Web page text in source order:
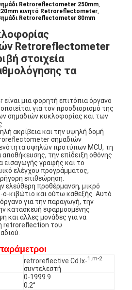
Retroreflectometer 250mm,
κινητό Retroreflectometer,
Retroreflectometer 80mm
Retroreflectometer
στοιχεία
τα
μια φορητή επιτόπια όργανο
για τον προσδιορισμό της
σημαδιών κυκλοφορίας και των
ακρίβεια και την υψηλή δομή
σημαδιών
υψηλών προτύπων MCU, τη
την επίδειξη οθόνης
εισαγωγής γραφής και το
ελέγχου προγράμματος,
επιθεώρηση.
ελεύθερη προθέρμανση, μικρό
κιβώτιο και ούτω καθεξής. Αυτό
για την παραγωγή, την
κατασκευή εφαρμοσμένης
και άλλες μονάδες για να
retroreflection του
retroreflective Cd.lx-1.m-2
συντελεστή
0-1999.9
0.2°